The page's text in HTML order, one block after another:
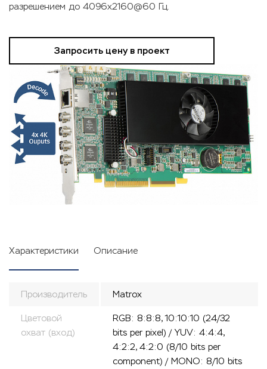
разрешением до 4096x2160@60 Гц.
Запросить цену в проект
Характеристики Описание
Производитель Matrox
Цветовой
охват (вход)
RGB: 8:8:8, 10:10:10 (24/32
bits per pixel) / YUV: 4:4:4,
4:2:2, 4:2:0 (8/10 bits per
component) / MONO: 8/10 bits